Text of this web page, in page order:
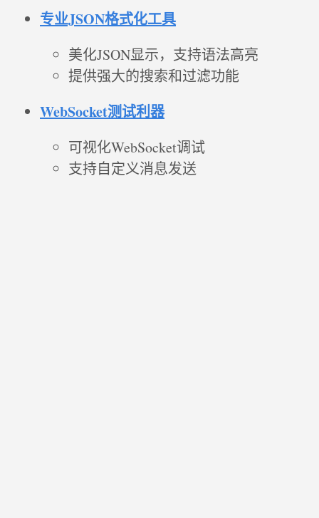
专业JSON格式化工具
美化JSON显示，支持语法高亮
提供强大的搜索和过滤功能
WebSocket测试利器
可视化WebSocket调试
支持自定义消息发送